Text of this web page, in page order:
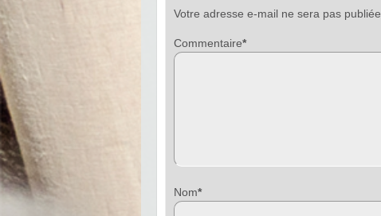
Votre adresse e-mail ne sera pas publiée.
Commentaire*
Nom*